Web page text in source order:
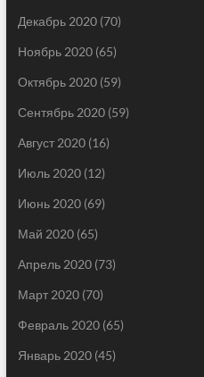
Декабрь 2020(70)
Ноябрь 2020(65)
Октябрь 2020(59)
Сентябрь 2020(59)
Август 2020(16)
Июль 2020(12)
Июнь 2020(69)
Май 2020(65)
Апрель 2020(73)
Март 2020(70)
Февраль 2020(65)
Январь 2020(45)